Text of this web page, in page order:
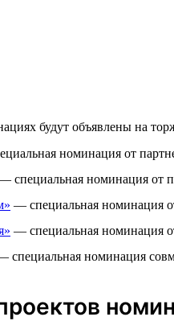
будут объявлены на
номинация от
специальная номинация от
— специальная номинация
— специальная номинация
специальная номинация